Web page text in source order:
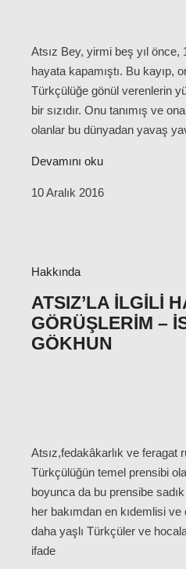
Atsız Bey, yirmi beş yıl önce,
hayata kapamıştı. Bu kayıp,
Türkçülüğe gönül verenlerin
bir sızıdır. Onu tanımış ve
olanlar bu dünyadan yavaş
Devamını oku
10 Aralık 2016
Hakkında
ATSIZ’LA İLGILI
GÖRÜŞLERIM –
GÖKHUN
Atsız,fedakâkarlık ve feragat
Türkçülüğün temel prensibi
boyunca da bu prensibe
her bakımdan en kıdemlisi
daha yaşlı Türkçüler ve
ifade